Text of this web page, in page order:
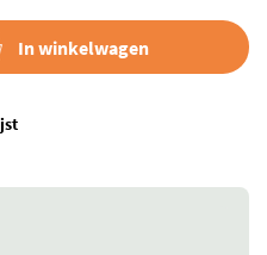
In winkelwagen